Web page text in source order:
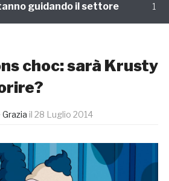
guidando il settore 1 annofa
choc: sarà Krusty
il 28 Luglio 2014